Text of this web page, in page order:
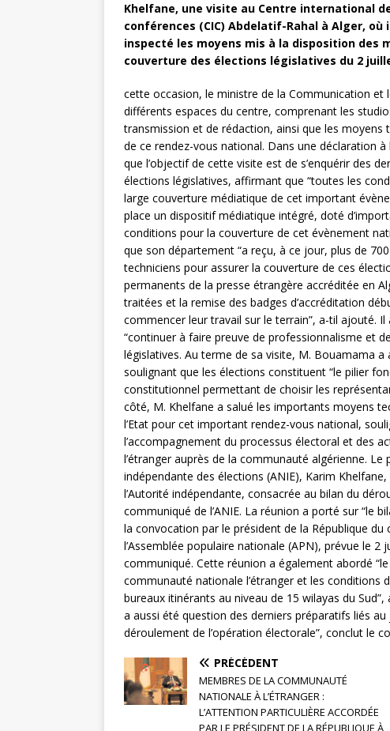
Khelfane, une visite au Centre international
conférences (CIC) Abdelatif-Rahal à Alger,
inspecté les moyens mis à la disposition des
couverture des élections législatives du 2
cette occasion, le ministre de la Communication et
différents espaces du centre, comprenant les
transmission et de rédaction, ainsi que les
de ce rendez-vous national. Dans une déclaration
que l’objectif de cette visite est de s’enquérir des
élections législatives, affirmant que “toutes les
large couverture médiatique de cet important
place un dispositif médiatique intégré, doté
conditions pour la couverture de cet évènement
que son département “a reçu, à ce jour, plus de
techniciens pour assurer la couverture de ces
permanents de la presse étrangère accréditée en
traitées et la remise des badges d’accréditation
commencer leur travail sur le terrain”, a-til ajouté.
“continuer à faire preuve de professionnalisme et
législatives. Au terme de sa visite, M. Bouamama
soulignant que les élections constituent “le pilier
constitutionnel permettant de choisir les
côté, M. Khelfane a salué les importants moyens
l’Etat pour cet important rendez-vous national,
l’accompagnement du processus électoral et des
l’étranger auprès de la communauté algérienne.
indépendante des élections (ANIE), Karim
l’Autorité indépendante, consacrée au bilan du
communiqué de l’ANIE. La réunion a porté sur “le
la convocation par le président de la République
l’Assemblée populaire nationale (APN), prévue le 2
communiqué. Cette réunion a également abordé
communauté nationale l’étranger et les conditions
bureaux itinérants au niveau de 15 wilayas du
a aussi été question des derniers préparatifs liés
déroulement de l’opération électorale”, conclut le
PRÉCÉDENT
MEMBRES DE LA COMMUNAUTÉ
NATIONALE À L’ÉTRANGER :
L’ATTENTION PARTICULIÈRE ACCORDÉE
PAR LE PRÉSIDENT DE LA RÉPUBLIQUE À